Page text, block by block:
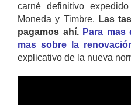
carné definitivo
Moneda y Timbre. Las
pagamos ahí. Para mas
mas sobre la
explicativo de la nueva